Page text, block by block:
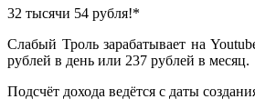
32 тысячи 54 рубля!*
Слабый Троль зарабатывает на
рублей в день или 237 рублей в месяц.
Подсчёт дохода ведётся с даты